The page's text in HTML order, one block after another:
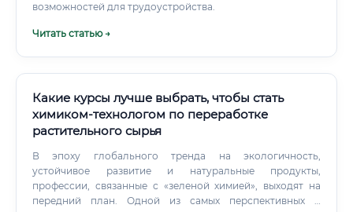
возможностей для трудоустройства.
Читать статью →
Какие курсы лучше выбрать, чтобы стать
химиком-технологом по переработке
растительного сырья
В эпоху глобального тренда на экологичность,
устойчивое развитие и натуральные продукты,
профессии, связанные с «зеленой химией», выходят на
передний план. Одной из самых перспективных и